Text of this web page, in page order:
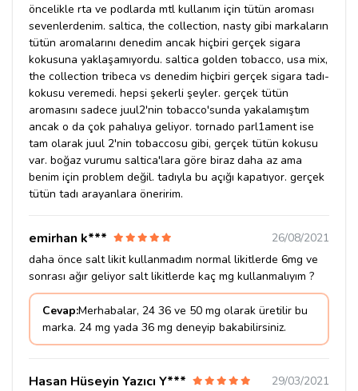
öncelikle rta ve podlarda mtl kullanım için tütün aroması
sevenlerdenim. saltica, the collection, nasty gibi markaların
tütün aromalarını denedim ancak hiçbiri gerçek sigara
kokusuna yaklaşamıyordu. saltica golden tobacco, usa mix,
the collection tribeca vs denedim hiçbiri gerçek sigara tadı-
kokusu veremedi. hepsi şekerli şeyler. gerçek tütün
aromasını sadece juul2'nin tobacco'sunda yakalamıştım
ancak o da çok pahalıya geliyor. tornado parl1ament ise
tam olarak juul 2'nin tobaccosu gibi, gerçek tütün kokusu
var. boğaz vurumu saltica'lara göre biraz daha az ama
benim için problem değil. tadıyla bu açığı kapatıyor. gerçek
tütün tadı arayanlara öneririm.
emirhan k***
26/08/2021
daha önce salt likit kullanmadım normal likitlerde 6mg ve
sonrası ağır geliyor salt likitlerde kaç mg kullanmalıyım ?
Cevap:Merhabalar, 24 36 ve 50 mg olarak üretilir bu
marka. 24 mg yada 36 mg deneyip bakabilirsiniz.
Hasan Hüseyin Yazıcı Y***
29/03/2021